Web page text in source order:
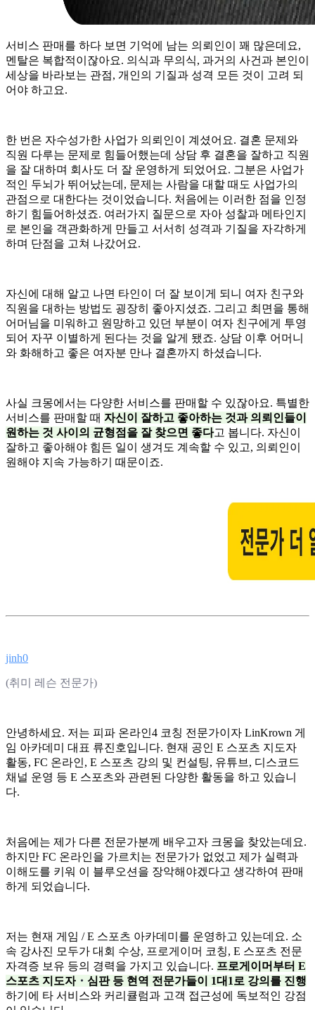
서비스 판매를 하다 보면 기억에 남는 의뢰인이 꽤 많은데요,
멘탈은 복합적이잖아요. 의식과 무의식, 과거의 사건과 본인이
세상을 바라보는 관점, 개인의 기질과 성격 모든 것이 고려 되
어야 하고요.
한 번은 자수성가한 사업가 의뢰인이 계셨어요. 결혼 문제와
직원 다루는 문제로 힘들어했는데 상담 후 결혼을 잘하고 직원
을 잘 대하며 회사도 더 잘 운영하게 되었어요. 그분은 사업가
적인 두뇌가 뛰어났는데, 문제는 사람을 대할 때도 사업가의
관점으로 대한다는 것이었습니다. 처음에는 이러한 점을 인정
하기 힘들어하셨죠. 여러가지 질문으로 자아 성찰과 메타인지
로 본인을 객관화하게 만들고 서서히 성격과 기질을 자각하게
하며 단점을 고쳐 나갔어요.
자신에 대해 알고 나면 타인이 더 잘 보이게 되니 여자 친구와
직원을 대하는 방법도 굉장히 좋아지셨죠. 그리고 최면을 통해
어머님을 미워하고 원망하고 있던 부분이 여자 친구에게 투영
되어 자꾸 이별하게 된다는 것을 알게 됐죠. 상담 이후 어머니
와 화해하고 좋은 여자분 만나 결혼까지 하셨습니다.
사실 크몽에서는 다양한 서비스를 판매할 수 있잖아요. 특별한
서비스를 판매할 때 자신이 잘하고 좋아하는 것과 의뢰인들이
원하는 것 사이의 균형점을 잘 찾으면 좋다고 봅니다. 자신이
잘하고 좋아해야 힘든 일이 생겨도 계속할 수 있고, 의뢰인이
원해야 지속 가능하기 때문이죠.
jinh0
(취미 레슨 전문가)
안녕하세요. 저는 피파 온라인4 코칭 전문가이자 LinKrown 게
임 아카데미 대표 류진호입니다. 현재 공인 E 스포츠 지도자
활동, FC 온라인, E 스포츠 강의 및 컨설팅, 유튜브, 디스코드
채널 운영 등 E 스포츠와 관련된 다양한 활동을 하고 있습니
다.
처음에는 제가 다른 전문가분께 배우고자 크몽을 찾았는데요.
하지만 FC 온라인을 가르치는 전문가가 없었고 제가 실력과
이해도를 키워 이 블루오션을 장악해야겠다고 생각하여 판매
하게 되었습니다.
저는 현재 게임 / E 스포츠 아카데미를 운영하고 있는데요. 소
속 강사진 모두가 대회 수상, 프로게이머 코칭, E 스포츠 전문
자격증 보유 등의 경력을 가지고 있습니다. 프로게이머부터 E
스포츠 지도자 ・ 심판 등 현역 전문가들이 1대1로 강의를 진행
하기에 타 서비스와 커리큘럼과 고객 접근성에 독보적인 강점